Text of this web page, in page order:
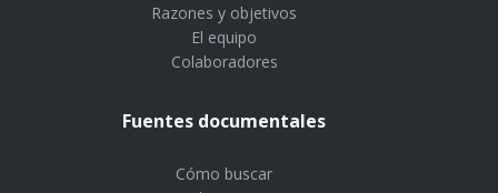
Razones y objetivos
El equipo
Colaboradores
Fuentes documentales
Cómo buscar